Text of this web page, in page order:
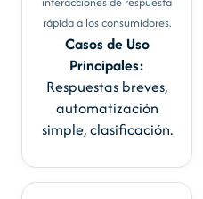
rápida a los consumidores.
Casos de Uso
Principales:
Respuestas breves,
automatización
simple, clasificación.